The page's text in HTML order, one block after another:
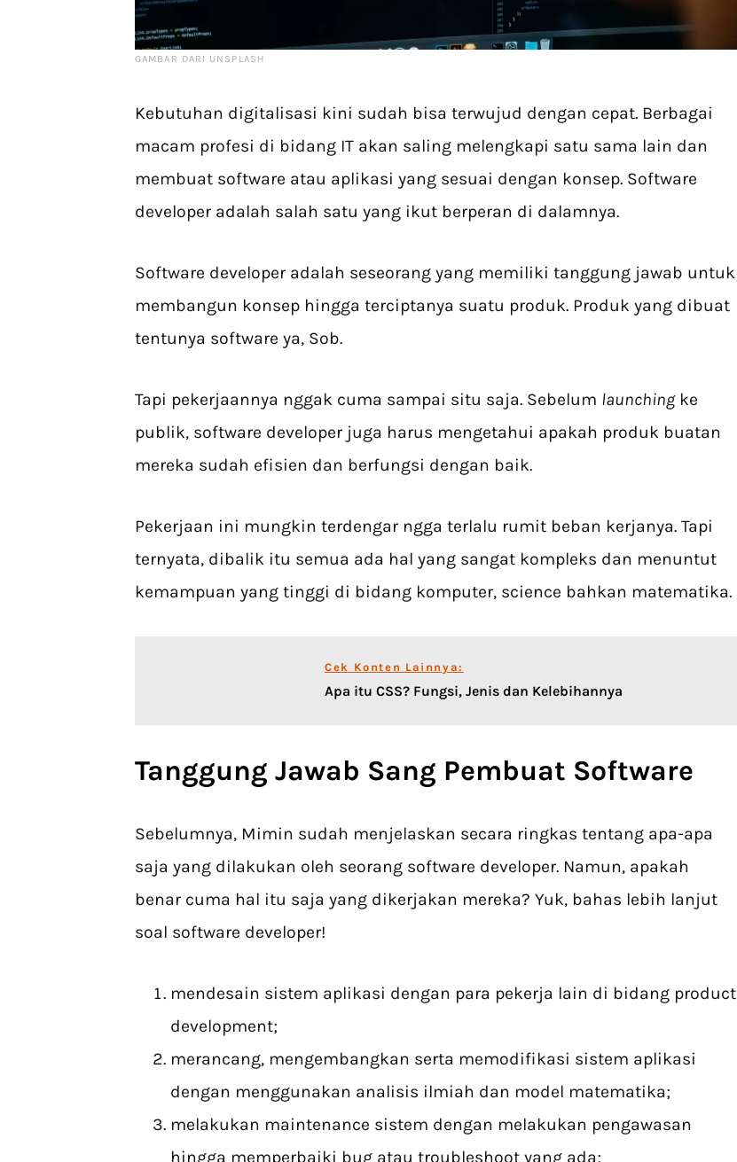
GAMBAR DARI UNSPLASH
Kebutuhan digitalisasi kini sudah bisa terwujud dengan cepat. Berbagai
macam profesi di bidang IT akan saling melengkapi satu sama lain dan
membuat software atau aplikasi yang sesuai dengan konsep. Software
developer adalah salah satu yang ikut berperan di dalamnya.
Software developer adalah seseorang yang memiliki tanggung jawab untuk
membangun konsep hingga terciptanya suatu produk. Produk yang dibuat
tentunya software ya, Sob.
Tapi pekerjaannya nggak cuma sampai situ saja. Sebelum launchingke
publik, software developer juga harus mengetahui apakah produk buatan
mereka sudah efisien dan berfungsi dengan baik.
Pekerjaan ini mungkin terdengar ngga terlalu rumit beban kerjanya. Tapi
ternyata, dibalik itu semua ada hal yang sangat kompleks dan menuntut
kemampuan yang tinggi di bidang komputer, science bahkan matematika.
Cek Konten Lainnya:
Apa itu CSS? Fungsi, Jenis dan Kelebihannya
Tanggung Jawab Sang Pembuat Software
Sebelumnya, Mimin sudah menjelaskan secara ringkas tentang apa-apa
saja yang dilakukan oleh seorang software developer. Namun, apakah
benar cuma hal itu saja yang dikerjakan mereka? Yuk, bahas lebih lanjut
soal software developer!
mendesain sistem aplikasi dengan para pekerja lain di bidang product
development;
merancang, mengembangkan serta memodifikasi sistem aplikasi
dengan menggunakan analisis ilmiah dan model matematika;
melakukan maintenance sistem dengan melakukan pengawasan
hingga memperbaiki bug atau troubleshoot yang ada;